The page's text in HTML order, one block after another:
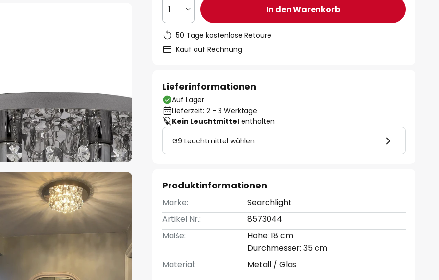
1 In den Warenkorb
50 Tage kostenlose Retoure
Kauf auf Rechnung
Lieferinformationen
Auf Lager
Lieferzeit: 2 - 3 Werktage
Kein Leuchtmittel enthalten
G9 Leuchtmittel wählen
Produktinformationen
Marke:
Searchlight
Artikel Nr.:
8573044
Maße:
Höhe: 18 cm
Durchmesser: 35 cm
Material:
Metall / Glas